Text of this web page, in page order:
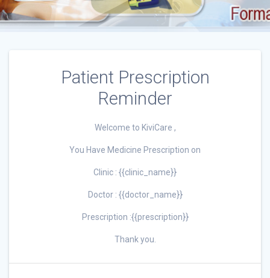
Patient Prescription
Reminder
Welcome to KiviCare ,
You Have Medicine Prescription on
Clinic : {{clinic_name}}
Doctor : {{doctor_name}}
Prescription :{{prescription}}
Thank you.